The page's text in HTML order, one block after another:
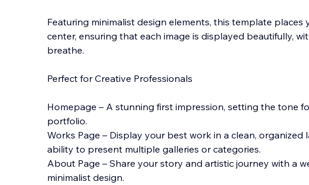
Featuring minimalist design elements, this template places
center, ensuring that each image is displayed beautifully,
breathe.
Perfect for Creative Professionals
Homepage – A stunning first impression, setting the tone
portfolio.
Works Page – Display your best work in a clean, organized
ability to present multiple galleries or categories.
About Page – Share your story and artistic journey with a
minimalist design.